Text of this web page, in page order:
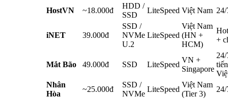
HostVN
~18.000đ
HDD /
SSD
LiteSpeed Việt Nam 24/
iNET 39.000đ
SSD /
NVMe
U.2
LiteSpeed
Việt Nam
(HN +
HCM)
+
Mắt Bão 49.000đ SSD LiteSpeed
VN +
Singapore
24/
Nhân
Hòa
~25.000đ
SSD /
NVMe
LiteSpeed
Việt Nam
(Tier 3)
24/